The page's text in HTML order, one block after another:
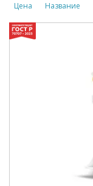
Цена
Название